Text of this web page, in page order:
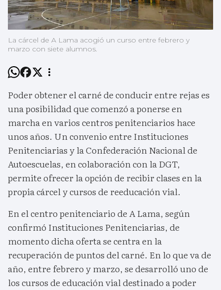
La cárcel de A Lama acogió un curso entre febrero y
marzo con siete alumnos.
Poder obtener el carné de conducir entre rejas es
una posibilidad que comenzó a ponerse en
marcha en varios centros penitenciarios hace
unos años. Un convenio entre Instituciones
Penitenciarias y la Confederación Nacional de
Autoescuelas, en colaboración con la DGT,
permite ofrecer la opción de recibir clases en la
propia cárcel y cursos de reeducación vial.
En el centro penitenciario de A Lama, según
confirmó Instituciones Penitenciarias, de
momento dicha oferta se centra en la
recuperación de puntos del carné. En lo que va de
año, entre febrero y marzo, se desarrolló uno de
los cursos de educación vial destinado a poder